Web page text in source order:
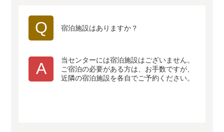
Q 宿泊施設はありますか？
A
当センターには宿泊施設はございません。
ご宿泊の必要がある方は、お手数ですが、
近隣の宿泊施設を各自でご予約ください。